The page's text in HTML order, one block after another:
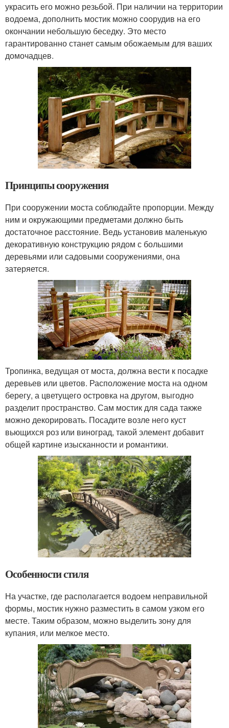
украсить его можно резьбой. При наличии на территории
водоема, дополнить мостик можно соорудив на его
окончании небольшую беседку. Это место
гарантированно станет самым обожаемым для ваших
домочадцев.
Принципы сооружения
При сооружении моста соблюдайте пропорции. Между
ним и окружающими предметами должно быть
достаточное расстояние. Ведь установив маленькую
декоративную конструкцию рядом с большими
деревьями или садовыми сооружениями, она
затеряется.
Тропинка, ведущая от моста, должна вести к посадке
деревьев или цветов. Расположение моста на одном
берегу, а цветущего островка на другом, выгодно
разделит пространство. Сам мостик для сада также
можно декорировать. Посадите возле него куст
вьющихся роз или виноград, такой элемент добавит
общей картине изысканности и романтики.
Особенности стиля
На участке, где располагается водоем неправильной
формы, мостик нужно разместить в самом узком его
месте. Таким образом, можно выделить зону для
купания, или мелкое место.